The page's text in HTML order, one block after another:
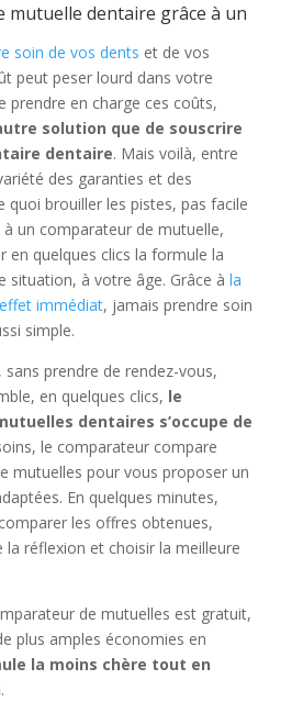
mutuelle dentaire grâce à un
soin de vos dents et de vos
peut peser lourd dans votre
prendre en charge ces coûts,
solution que de souscrire
dentaire. Mais voilà, entre
des garanties et des
quoi brouiller les pistes, pas facile
à un comparateur de mutuelle,
en quelques clics la formule la
situation, à votre âge. Grâce à la
immédiat, jamais prendre soin
simple.
sans prendre de rendez-vous,
en quelques clics, le
dentaires s’occupe de
le comparateur compare
mutuelles pour vous proposer un
En quelques minutes,
les offres obtenues,
la réflexion et choisir la meilleure
de mutuelles est gratuit,
plus amples économies en
la moins chère tout en
.